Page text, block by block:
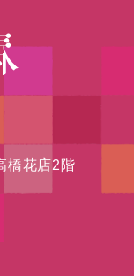
橋花店2階